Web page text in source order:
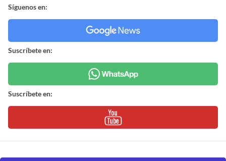
Síguenos en:
Suscríbete en:
Suscríbete en: